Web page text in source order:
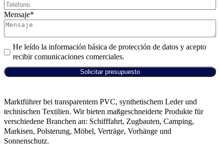
Mensaje*
He leído la información básica de protección de datos y acepto
recibir comunicaciones comerciales.
Solicitar presupuesto
Marktführer bei transparentem PVC, synthetischem Leder und
technischen Textilien. Wir bieten maßgeschneiderte Produkte für
verschiedene Branchen an: Schifffahrt, Zugbauten, Camping,
Markisen, Polsterung, Möbel, Verträge, Vorhänge und
Sonnenschutz.